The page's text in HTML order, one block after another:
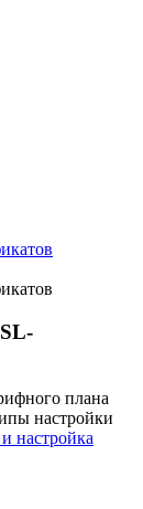
плана
настройки
настройка